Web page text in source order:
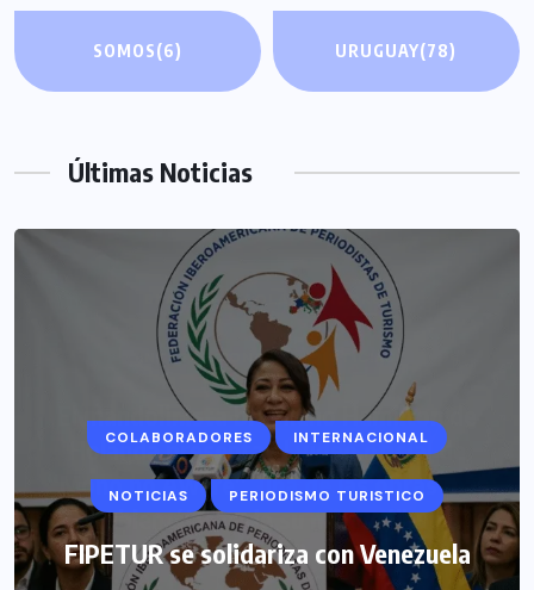
SOMOS(6) URUGUAY(78)
Últimas Noticias
COLABORADORES INTERNACIONAL
NOTICIAS PERIODISMO TURISTICO
FIPETUR se solidariza con Venezuela